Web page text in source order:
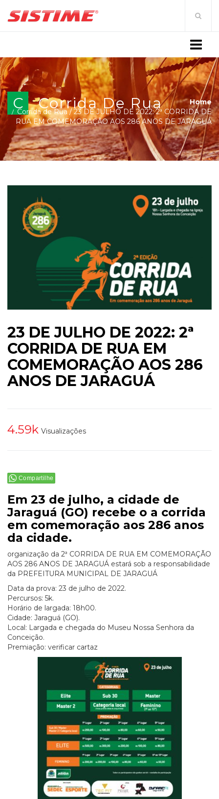
C Corrida De Rua
Home
Corrida de Rua /23 DE JULHO DE 2022: 2ª CORRIDA DE
RUA EM COMEMORAÇÃO AOS 286 ANOS DE JARAGUÁ
23 DE JULHO DE 2022: 2ª
CORRIDA DE RUA EM
COMEMORAÇÃO AOS 286
ANOS DE JARAGUÁ
4.59k Visualizações
Compartilhe
Em 23 de julho, a cidade de
Jaraguá (GO) recebe o a corrida
em comemoração aos 286 anos
da cidade.
organização da 2ª CORRIDA DE RUA EM COMEMORAÇÃO
AOS 286 ANOS DE JARAGUÁ estará sob a responsabilidade
da PREFEITURA MUNICIPAL DE JARAGUÁ
Data da prova: 23 de julho de 2022.
Percursos: 5k.
Horário de largada: 18h00.
Cidade: Jaraguá (GO).
Local: Largada e chegada do Museu Nossa Senhora da
Conceição.
Premiação: verificar cartaz